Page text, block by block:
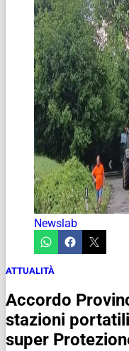
Newslab
ATTUALITÀ
Accordo
stazioni
super